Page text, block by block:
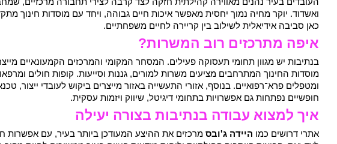
ואשדוד. יוקר מחיה נמוך יחסית מאפשר איכות חיים גבוהה, ויחד עם מוסדות חינוך
כאן סביבה אידיאלית לשילוב בין קריירה לחיים משפחתיים.
איפה מתרכזים רוב המשרות?
בנתיבות יש מגוון תחומי תעסוקה פעילים. המסחר המקומי והמרכזים הקמעונאיים
מוסדות החינוך המתרחבים מציעים משרות למורים, גננות וסייעות. קופות חולים
ומטפלים פרא־רפואיים. בנוסף, אזורי התעשייה באזור מייצרים ביקוש לעובדי ייצור,
חופשיים נפתחות גם אפשרויות בתחומי דיגיטל, שיווק ויזמות עסקית.
איך למצוא עבודה בנתיבות בצורה יעילה
אתרי דרושים כמו היידה ג'ובסמרכזים את ההיצע המעודכן ביותר בעיר, עם אפשרות